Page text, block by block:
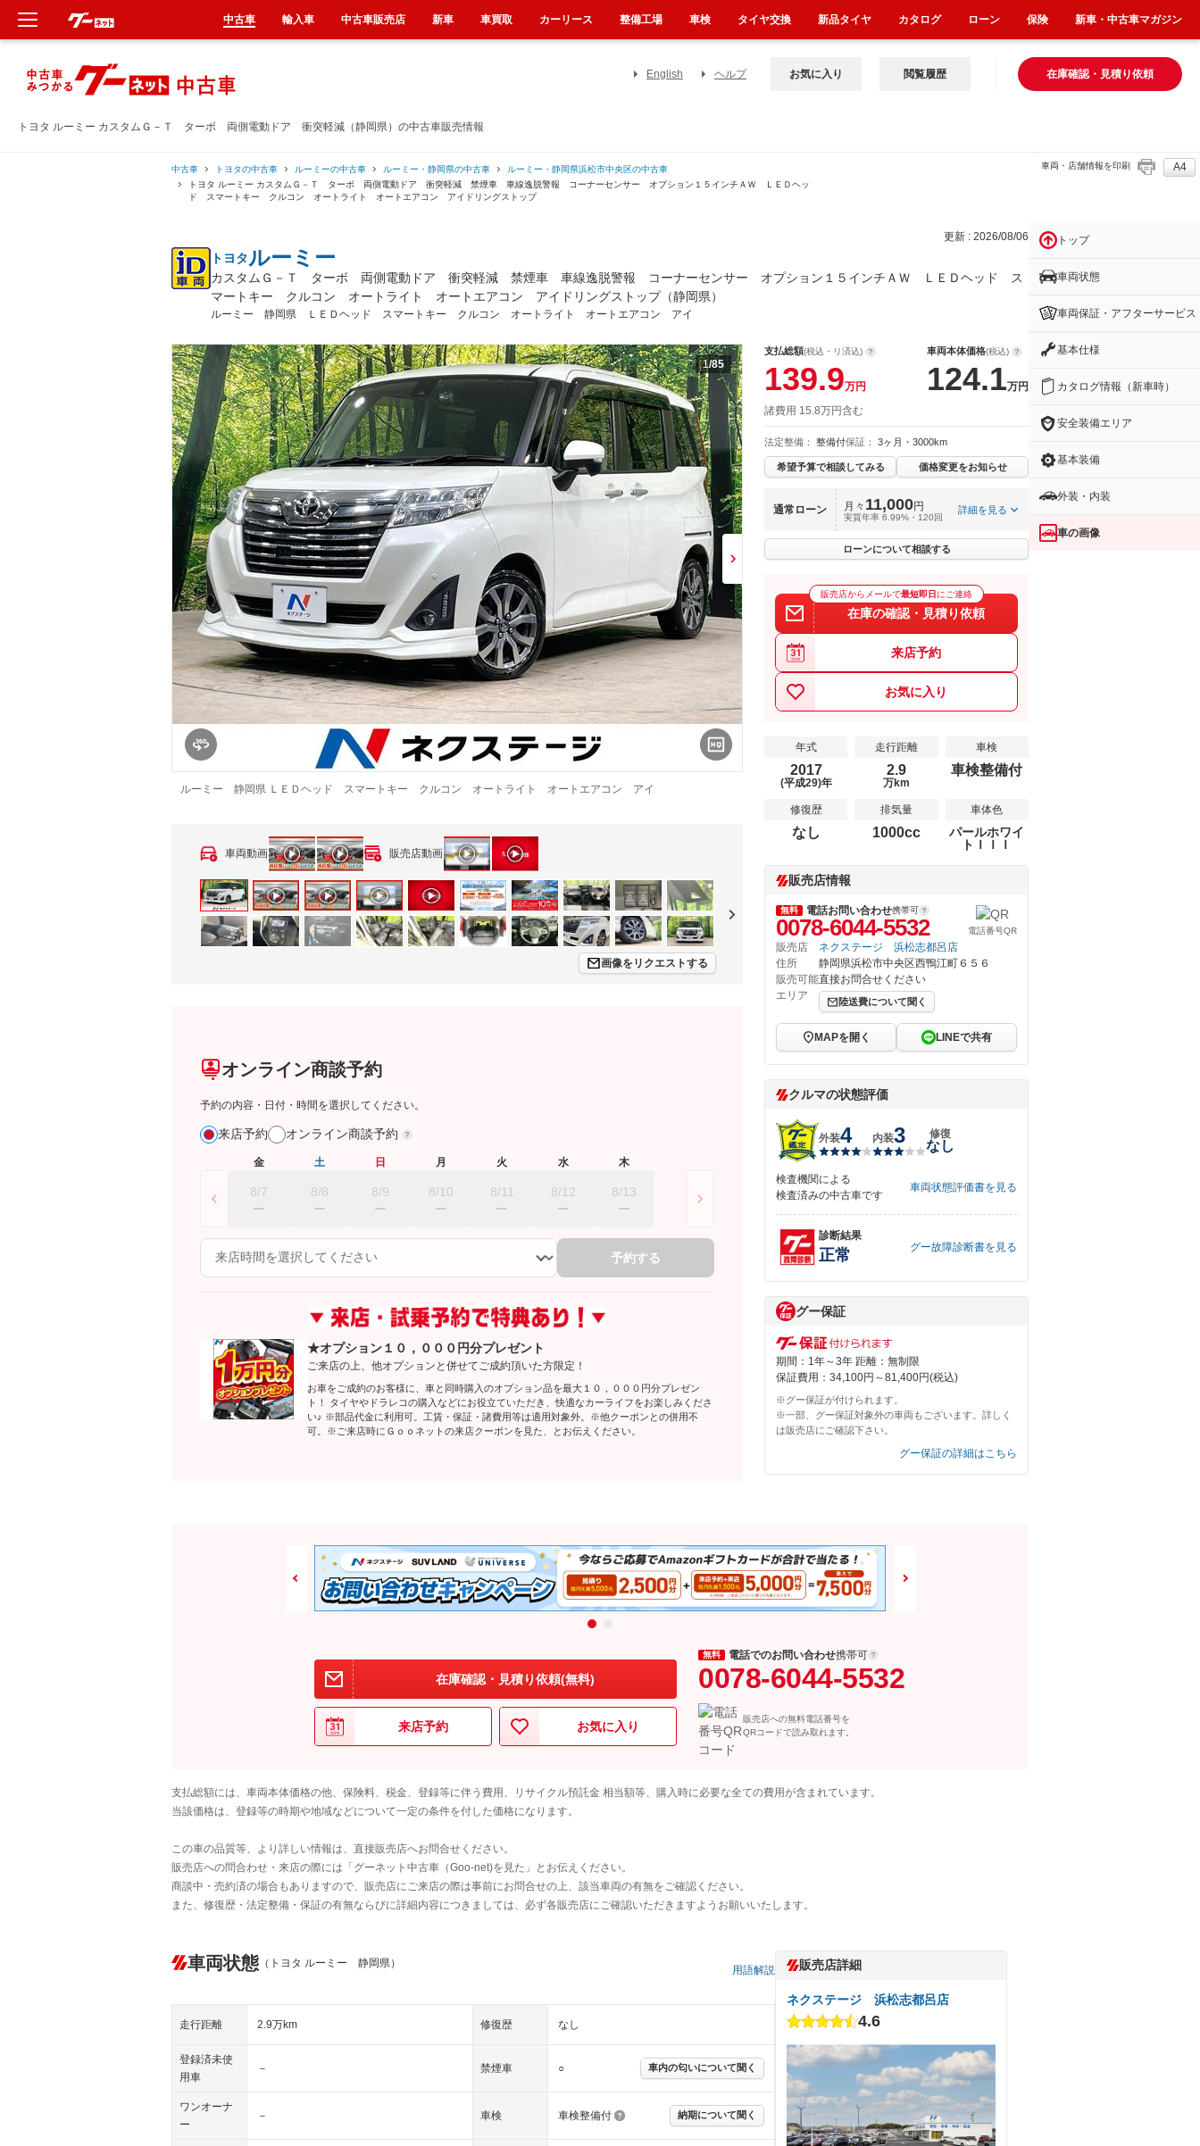
トヨタ ルーミー カスタムＧ－Ｔ ターボ 両側電動ドア 衝突軽減（静岡県）の中古車販売情報
English ヘルプ 在庫確認・見積り依頼
お気に入り 閲覧履歴
中古車 トヨタの中古車 ルーミーの中古車 ルーミー・静岡県の中古車
ルーミー・静岡県浜松市中央区の中古車
トヨタ ルーミー カスタムＧ－Ｔ ターボ 両側電動ドア 衝突軽減 禁煙車 車線逸脱警報 コーナーセンサー オプション１５インチＡＷ ＬＥＤヘッ
ド スマートキー クルコン オートライト オートエアコン アイドリングストップ
車両・店舗情報を印刷 A4
更新 : 2026/08/06
トヨタルーミー
カスタムＧ－Ｔ ターボ 両側電動ドア 衝突軽減 禁煙車 車線逸脱警報 コーナーセンサー オプション１５インチＡＷ ＬＥＤヘッド ス
マートキー クルコン オートライト オートエアコン アイドリングストップ（静岡県）
ルーミー 静岡県 ＬＥＤヘッド スマートキー クルコン オートライト オートエアコン アイ
1/85
ルーミー 静岡県 ＬＥＤヘッド スマートキー クルコン オートライト オートエアコン アイ
車両動画 販売店動画
画像をリクエストする
オンライン商談予約
予約の内容・日付・時間を選択してください。
来店予約 オンライン商談予約
金
8/7
土
8/8
日
8/9
月
8/10
火
8/11
水
8/12
木
8/13
予約する
★オプション１０，０００円分プレゼント
ご来店の上、他オプションと併せてご成約頂いた方限定！
お車をご成約のお客様に、車と同時購入のオプション品を最大１０，０００円分プレゼン
ト！ タイヤやドラレコの購入などにお役立ていただき、快適なカーライフをお楽しみくださ
い♪ ※部品代金に利用可。工賃・保証・諸費用等は適用対象外。※他クーポンとの併用不
可。※ご来店時にＧｏｏネットの来店クーポンを見た、とお伝えください。
支払総額(税込・リ済込)
139.9万円
車両本体価格(税込)
124.1万円
諸費用 15.8万円含む
法定整備： 整備付保証： 3ヶ月・3000km
希望予算で相談してみる 価格変更をお知らせ
通常ローン 月々 11,000円
実質年率 6.99%・120回
詳細を見る
ローンについて相談する
販売店からメールで最短即日 にご連絡
在庫の確認・見積り依頼
来店予約
お気に入り
年式
2017
(平成29)年
走行距離
2.9
万km
車検
車検整備付
修復歴
なし
排気量
1000cc
車体色
パールホワイ
トＩＩＩ
販売店情報
無料 電話お問い合わせ携帯可
0078-6044-5532 電話番号QR
販売店
ネクステージ 浜松志都呂店
住所
静岡県浜松市中央区西鴨江町６５６
販売可能
エリア
直接お問合せください
陸送費について聞く
MAPを開く LINEで共有
クルマの状態評価
外装4 内装3 修復
なし
検査機関による
検査済みの中古車です
車両状態評価書を見る
診断結果
正常 グー故障診断書を見る
グー保証
期間：1年～3年 距離：無制限
保証費用：34,100円～81,400円(税込)
※グー保証が付けられます。
※一部、グー保証対象外の車両もございます。詳しく
は販売店にご確認下さい。
グー保証の詳細はこちら
在庫確認・見積り依頼(無料)
来店予約 お気に入り
無料 電話でのお問い合わせ携帯可
0078-6044-5532
販売店への無料電話番号を
QRコードで読み取れます。
支払総額には、車両本体価格の他、保険料、税金、登録等に伴う費用、リサイクル預託金 相当額等、購入時に必要な全ての費用が含まれています。
当該価格は、登録等の時期や地域などについて一定の条件を付した価格になります。
この車の品質等、より詳しい情報は、直接販売店へお問合せください。
販売店への問合わせ・来店の際には「グーネット中古車（Goo-net)を見た」とお伝えください。
商談中・売約済の場合もありますので、販売店にご来店の際は事前にお問合せの上、該当車両の有無をご確認ください。
また、修復歴・法定整備・保証の有無ならびに詳細内容につきましては、必ず各販売店にご確認いただきますようお願いいたします。
車両状態 （トヨタ ルーミー 静岡県）
用語解説
走行距離 2.9万km 修復歴 なし
登録済未使
用車
－ 禁煙車 ○ 車内の匂いについて聞く
ワンオーナ
ー
－ 車検 車検整備付 納期について聞く
販売店詳細
ネクステージ 浜松志都呂店
4.6
トップ
車両状態
車両保証・アフターサービス
基本仕様
カタログ情報（新車時）
安全装備エリア
基本装備
外装・内装
車の画像
中古車 輸入車 中古車販売店 新車 車買取 カーリース 整備工場 車検 タイヤ交換 新品タイヤ カタログ ローン 保険 新車・中古車マガジン
新車
中古車